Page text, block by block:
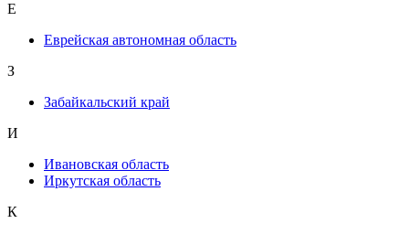
Е
Еврейская автономная область
З
Забайкальский край
И
Ивановская область
Иркутская область
К